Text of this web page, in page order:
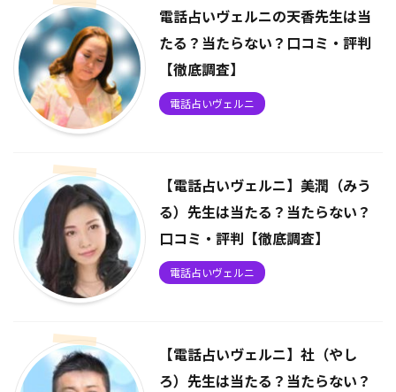
電話占いヴェルニの天香先生は当
たる？当たらない？口コミ・評判
【徹底調査】
電話占いヴェルニ
【電話占いヴェルニ】美潤（みう
る）先生は当たる？当たらない？
口コミ・評判【徹底調査】
電話占いヴェルニ
【電話占いヴェルニ】社（やし
ろ）先生は当たる？当たらない？